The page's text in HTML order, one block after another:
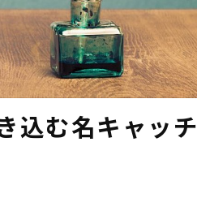
込む名キャッチ